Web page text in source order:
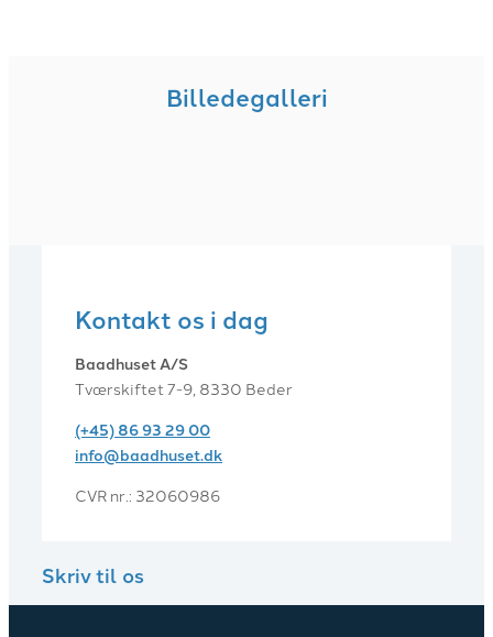
Billedegalleri
Kontakt os i dag
Baadhuset A/S
Tværskiftet 7-9, 8330 Beder
(+45) 86 93 29 00
info@baadhuset.dk​
CVR nr.: 32060986
Skriv til os